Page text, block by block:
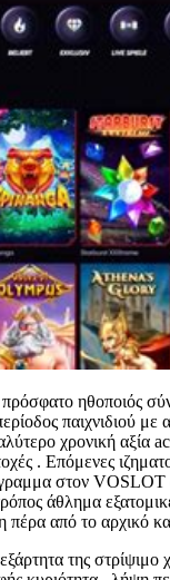
ηθοποιός
παιχνιδιού
χρονική
. Επόμενες
στον
άθλημα
πέρα από το αρχικό
της